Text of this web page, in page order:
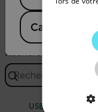
Recherche
USER MANUAL
Canada